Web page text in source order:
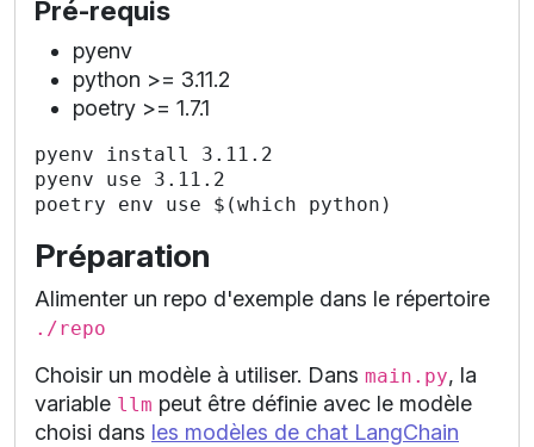
Pré-requis
pyenv
python >= 3.11.2
poetry >= 1.7.1
pyenv install 3.11.2
pyenv use 3.11.2
Préparation
Alimenter un repo d'exemple dans le répertoire
./repo
Choisir un modèle à utiliser. Dans main.py, la
variable llm peut être définie avec le modèle
choisi dans les modèles de chat LangChain